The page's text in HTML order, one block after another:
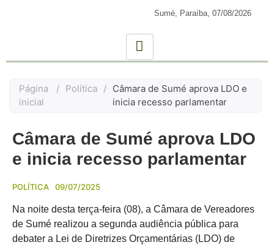
Sumé, Paraíba, 07/08/2026
Página
inicial
/ Política / Câmara de Sumé aprova LDO e
inicia recesso parlamentar
Câmara de Sumé aprova LDO
e inicia recesso parlamentar
POLÍTICA 09/07/2025
Na noite desta terça-feira (08), a Câmara de Vereadores
de Sumé realizou a segunda audiência pública para
debater a Lei de Diretrizes Orçamentárias (LDO) de